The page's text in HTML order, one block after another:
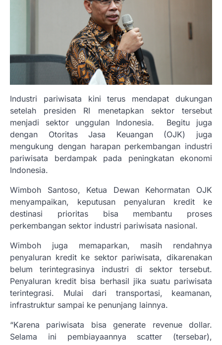
Industri pariwisata kini terus mendapat dukungan
setelah presiden RI menetapkan sektor tersebut
menjadi sektor unggulan Indonesia. Begitu juga
dengan Otoritas Jasa Keuangan (OJK) juga
mengukung dengan harapan perkembangan industri
pariwisata berdampak pada peningkatan ekonomi
Indonesia.
Wimboh Santoso, Ketua Dewan Kehormatan OJK
menyampaikan, keputusan penyaluran kredit ke
destinasi prioritas bisa membantu proses
perkembangan sektor industri pariwisata nasional.
Wimboh juga memaparkan, masih rendahnya
penyaluran kredit ke sektor pariwisata, dikarenakan
belum terintegrasinya industri di sektor tersebut.
Penyaluran kredit bisa berhasil jika suatu pariwisata
terintegrasi. Mulai dari transportasi, keamanan,
infrastruktur sampai ke penunjang lainnya.
“Karena pariwisata bisa generate revenue dollar.
Selama ini pembiayaannya scatter (tersebar),